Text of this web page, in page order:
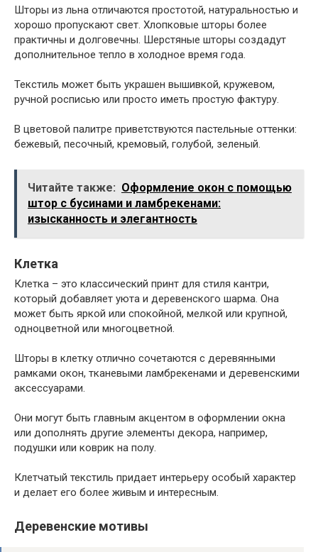
Шторы из льна отличаются простотой, натуральностью и
хорошо пропускают свет. Хлопковые шторы более
практичны и долговечны. Шерстяные шторы создадут
дополнительное тепло в холодное время года.
Текстиль может быть украшен вышивкой, кружевом,
ручной росписью или просто иметь простую фактуру.
В цветовой палитре приветствуются пастельные оттенки:
бежевый, песочный, кремовый, голубой, зеленый.
Читайте также: Оформление окон с помощью
штор с бусинами и ламбрекенами:
изысканность и элегантность
Клетка
Клетка – это классический принт для стиля кантри,
который добавляет уюта и деревенского шарма. Она
может быть яркой или спокойной, мелкой или крупной,
одноцветной или многоцветной.
Шторы в клетку отлично сочетаются с деревянными
рамками окон, тканевыми ламбрекенами и деревенскими
аксессуарами.
Они могут быть главным акцентом в оформлении окна
или дополнять другие элементы декора, например,
подушки или коврик на полу.
Клетчатый текстиль придает интерьеру особый характер
и делает его более живым и интересным.
Деревенские мотивы